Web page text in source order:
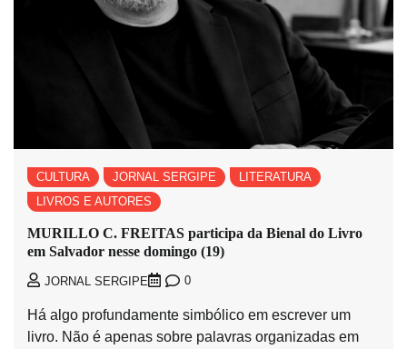
CULTURA JORNAL SERGIPE
LITERATURA
LIVROS E AUTORES
MURILLO C. FREITAS participa da Bienal do Livro
em Salvador nesse domingo (19)
JORNAL SERGIPE 0
Há algo profundamente simbólico em escrever um
livro. Não é apenas sobre palavras organizadas em